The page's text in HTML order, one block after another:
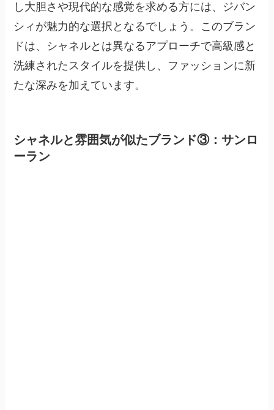
し大胆さや現代的な感覚を求める方には、ジバン
シィが魅力的な選択となるでしょう。 このブラン
ドは、シャネルとは異なるアプローチで高級感と
洗練されたスタイルを提供し、ファッションに新
たな深みを加えています。
シャネルと雰囲気が似たブランド③：サンロ
ーラン